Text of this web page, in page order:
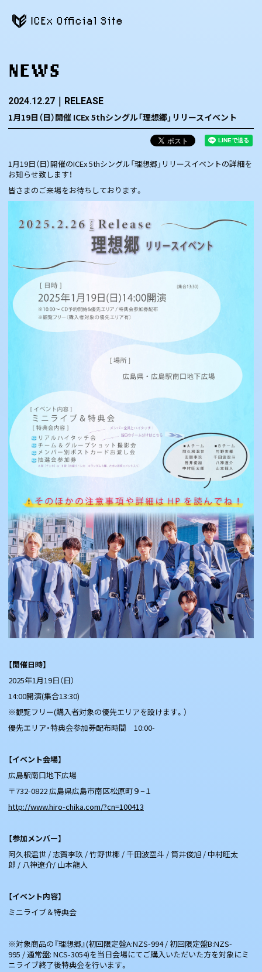
ICEx Official Site
NEWS
2024.12.27 RELEASE
1月19日（日）開催 ICEx 5thシングル「理想郷」リリースイベント
1月19日（日）開催のICEx 5thシングル「理想郷」リリースイベントの詳細を
お知らせ致します！
皆さまのご来場をお待ちしております。
【開催日時】
2025年1月19日（日）
14:00開演(集合13:30)
※観覧フリー(購入者対象の優先エリアを設けます。）
優先エリア・特典会参加券配布時間 10:00-
【イベント会場】
広島駅南口地下広場
〒732-0822 広島県広島市南区松原町９−１
http://www.hiro-chika.com/?cn=100413
【参加メンバー】
阿久根温世 / 志賀李玖 / 竹野世梛 / 千田波空斗 / 筒井俊旭 / 中村旺太
郎 / 八神遼介/ 山本龍人
【イベント内容】
ミニライブ＆特典会
※対象商品の『理想郷』(初回限定盤A:NZS-994 / 初回限定盤B:NZS-
995 / 通常盤: NCS-3054)を当日会場にてご購入いただいた方を対象にミ
ニライブ終了後特典会を行います。